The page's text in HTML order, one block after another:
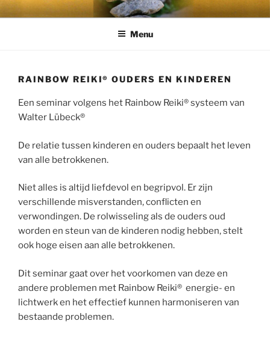
Ga
naar
Menu
RAINBOW REIKI® OUDERS EN KINDEREN
Een seminar volgens het Rainbow Reiki® systeem van
Walter Lübeck®
De relatie tussen kinderen en ouders bepaalt het leven
van alle betrokkenen.
Niet alles is altijd liefdevol en begripvol. Er zijn
verschillende misverstanden, conflicten en
verwondingen. De rolwisseling als de ouders oud
worden en steun van de kinderen nodig hebben, stelt
ook hoge eisen aan alle betrokkenen.
Dit seminar gaat over het voorkomen van deze en
andere problemen met Rainbow Reiki® energie- en
lichtwerk en het effectief kunnen harmoniseren van
bestaande problemen.